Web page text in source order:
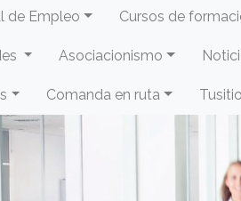
de Empleo Cursos de
Asociacionismo
Comanda en ruta